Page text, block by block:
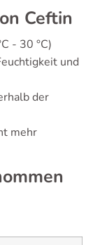
Ceftin
- 30 °C)
und
der
mehr